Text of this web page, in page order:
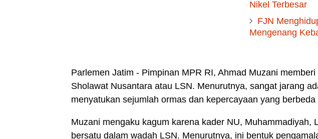
Nikel Terbesar
FJN
Mengenang
Parlemen Jatim - Pimpinan MPR RI, Ahmad Muzani
Sholawat Nusantara atau LSN. Menurutnya, sangat jarang
menyatukan sejumlah ormas dan kepercayaan yang berbeda
Muzani mengaku kagum karena kader NU, Muhammadiyah,
bersatu dalam wadah LSN. Menurutnya, ini bentuk